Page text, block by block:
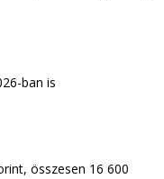
ban is
összesen 16 600